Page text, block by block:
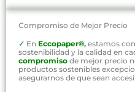
Compromiso de Mejor Precio
✓ En Eccopaper®, estamos
sostenibilidad y la calidad en
compromiso de mejor precio
productos sostenibles
asegurarnos de que sean